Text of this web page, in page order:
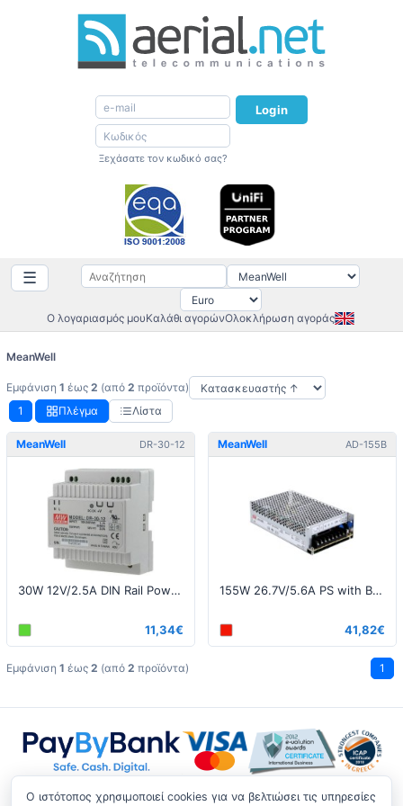
Login
Ξεχάσατε τον κωδικό σας?
☰
Ο λογαριασμός μουΚαλάθι αγορώνΟλοκλήρωση αγοράς
MeanWell
Εμφάνιση 1 έως 2 (από 2 προϊόντα)
1
Πλέγμα Λίστα
MeanWell DR-30-12
30W 12V/2.5A DIN Rail Power Supply
11,34€
MeanWell AD-155B
155W 26.7V/5.6A PS with Battery Charger (UPS Function)
41,82€
Εμφάνιση 1 έως 2 (από 2 προϊόντα) 1
O ιστότοπος χρησιμοποιεί cookies για να βελτιώσει τις υπηρεσίες